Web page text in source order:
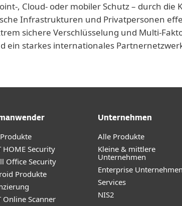
, Cloud- oder mobiler Schutz – durch
Infrastrukturen und Privatpersonen
sichere Verschlüsselung und Multi-
ein starkes internationales
HOME Security
Office Security
Produkte
Online Scanner
Unternehmen
Alle Produkte
Kleine & mittlere
Unternehmen
Enterprise Unternehmen
Services
NIS2